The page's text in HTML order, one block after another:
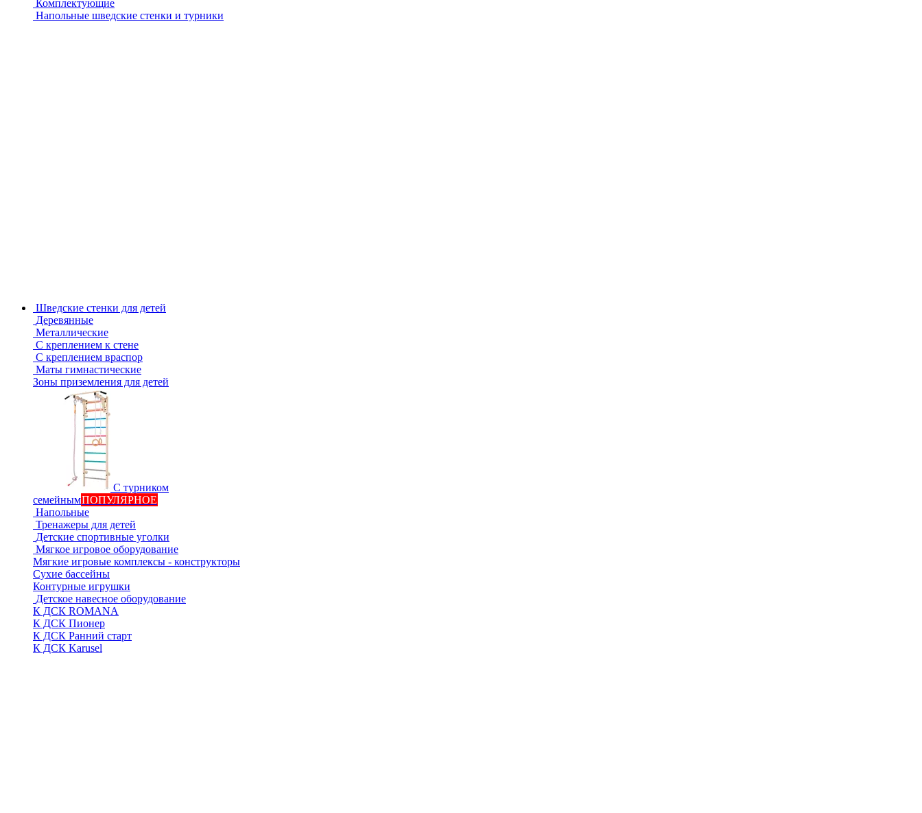
Комплектующие
Напольные шведские стенки и турники
Шведские стенки для детей
Деревянные
Металлические
С креплением к стене
С креплением враспор
Маты гимнастические
Зоны приземления для детей
С турником
семейнымПОПУЛЯРНОЕ
Напольные
Тренажеры для детей
Детские спортивные уголки
Мягкое игровое оборудование
Мягкие игровые комплексы - конструкторы
Сухие бассейны
Контурные игрушки
Детское навесное оборудование
К ДСК ROMANA
К ДСК Пионер
К ДСК Ранний старт
К ДСК Karusel